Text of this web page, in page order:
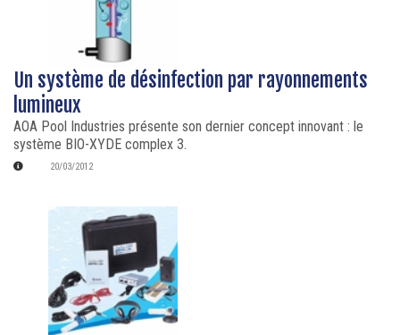
Un système de désinfection par rayonnements
lumineux
AOA Pool Industries présente son dernier concept innovant : le
système BIO-XYDE complex 3.
20/03/2012